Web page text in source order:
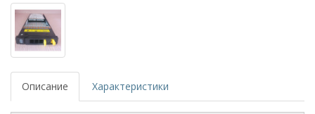
Описание Характеристики